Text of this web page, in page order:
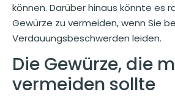
können. Darüber hinaus könnte es
Gewürze zu vermeiden, wenn Sie
Verdauungsbeschwerden leiden.
Die Gewürze, die
vermeiden sollte